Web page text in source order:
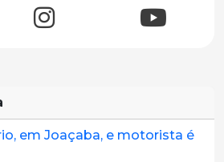
em Joaçaba, e motorista é